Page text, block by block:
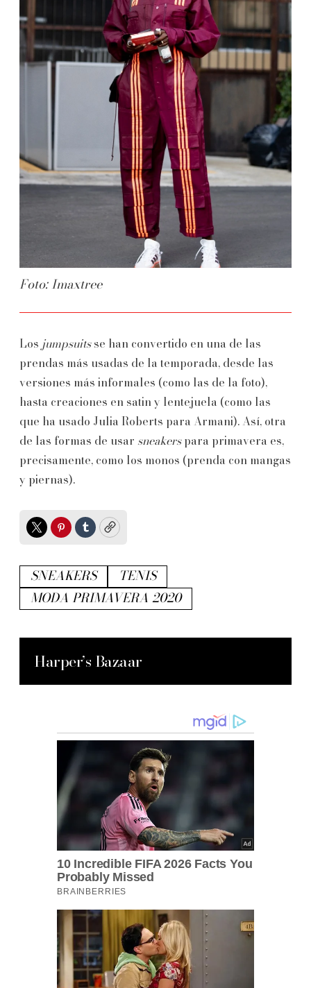
Foto: Imaxtree
Los jumpsuitsse han convertido en una de las
prendas más usadas de la temporada, desde las
versiones más informales (como las de la foto),
hasta creaciones en satin y lentejuela (como las
que ha usado Julia Roberts para Armani). Así, otra
de las formas de usar sneakerspara primavera es,
precisamente, como los monos (prenda con mangas
y piernas).
TwitterPinterest
TumblrCopy
SNEAKERS
TENIS
MODA PRIMAVERA 2020
Harper’s Bazaar